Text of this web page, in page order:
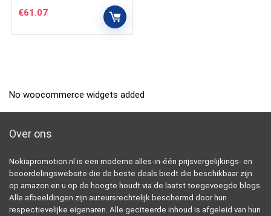
€61.07
No woocommerce widgets added
Over ons
Nokiapromotion.nl is een moderne alles-in-één prijsvergelijkings- en
beoordelingswebsite die de beste deals biedt die beschikbaar zijn
op amazon en u op de hoogte houdt via de laatst toegevoegde blogs.
Alle afbeeldingen zijn auteursrechtelijk beschermd door hun
respectievelijke eigenaren. Alle geciteerde inhoud is afgeleid van hun